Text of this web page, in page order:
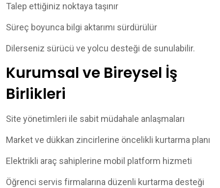
Talep ettiğiniz noktaya taşınır
Süreç boyunca bilgi aktarımı sürdürülür
Dilerseniz sürücü ve yolcu desteği de sunulabilir.
Kurumsal ve Bireysel İş
Birlikleri
Site yönetimleri ile sabit müdahale anlaşmaları
Market ve dükkan zincirlerine öncelikli kurtarma planı
Elektrikli araç sahiplerine mobil platform hizmeti
Öğrenci servis firmalarına düzenli kurtarma desteği